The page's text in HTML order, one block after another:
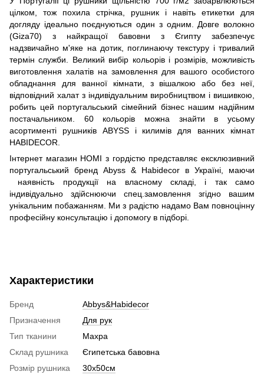
цілком, тож похила стрічка, рушник і навіть етикетки для
догляду ідеально поєднуються один з одним. Довге волокно
(Giza70) з найкращої бавовни з Єгипту забезпечує
надзвичайно м'яке на дотик, поглинаючу текстуру і тривалий
термін служби. Великий вибір кольорів і розмірів, можливість
виготовлення халатів на замовлення для вашого особистого
обладнання для ванної кімнати, з вішалкою або без неї,
відповідний халат з індивідуальним виробництвом і вишивкою,
робить цей португальський сімейний бізнес нашим надійним
постачальником. 60 кольорів можна знайти в усьому
асортименті рушників ABYSS і килимів для ванних кімнат
HABIDECOR.
Інтернет магазин HOMI з гордістю представляє ексклюзивний
португальський бренд Abyss & Habidecor в Україні, маючи
наявність продукції на власному складі, і так само
індивідуально здійснюючи спец.замовлення згідно вашим
унікальним побажанням. Ми з радістю надамо Вам повноцінну
професійну консультацію і допомогу в підборі.
Характеристики
Бренд
Abbys&Habidecor
Призначення
Для рук
Тип тканини
Махра
Склад рушника
Єгипетська бавовна
Розмір рушника
30х50см